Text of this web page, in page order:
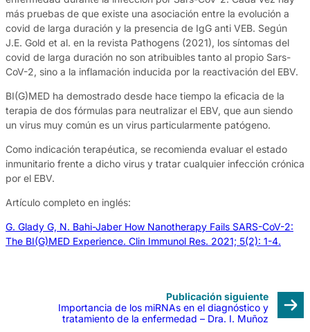
más pruebas de que existe una asociación entre la evolución a
covid de larga duración y la presencia de IgG anti VEB. Según
J.E. Gold et al. en la revista Pathogens (2021), los síntomas del
covid de larga duración no son atribuibles tanto al propio Sars-
CoV-2, sino a la inflamación inducida por la reactivación del EBV.
BI(G)MED ha demostrado desde hace tiempo la eficacia de la
terapia de dos fórmulas para neutralizar el EBV, que aun siendo
un virus muy común es un virus particularmente patógeno.
Como indicación terapéutica, se recomienda evaluar el estado
inmunitario frente a dicho virus y tratar cualquier infección crónica
por el EBV.
Artículo completo en inglés:
G. Glady G, N. Bahi-Jaber How Nanotherapy Fails SARS-CoV-2:
The BI(G)MED Experience. Clin Immunol Res. 2021; 5(2): 1-4.
Publicación siguiente
Importancia de los miRNAs en el diagnóstico y
tratamiento de la enfermedad – Dra. I. Muñoz